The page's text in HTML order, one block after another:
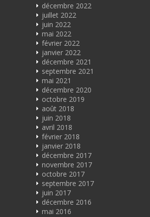
décembre 2022
juillet 2022
juin 2022
mai 2022
février 2022
janvier 2022
décembre 2021
septembre 2021
mai 2021
décembre 2020
octobre 2019
août 2018
juin 2018
avril 2018
février 2018
janvier 2018
décembre 2017
novembre 2017
octobre 2017
septembre 2017
juin 2017
décembre 2016
mai 2016